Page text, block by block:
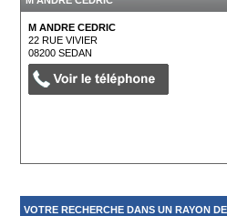
M ANDRE CEDRIC
22 RUE VIVIER
08200SEDAN
VOTRE RECHERCHE DANS UN RAYON